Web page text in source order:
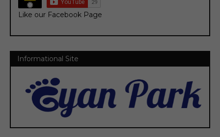
Like our Facebook Page
Informational Site